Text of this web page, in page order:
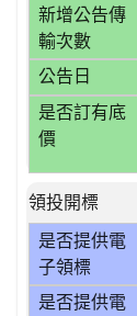
新增公告傳
輸次數
公告日
是否訂有底
價
領投開標
是否提供電
子領標
是否提供電